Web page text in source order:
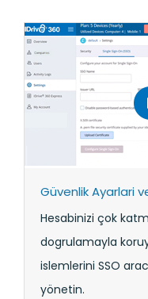
Güvenlik Ayarlari
Hesabinizi çok
dogrulamayla
islemlerini SSO
yönetin.